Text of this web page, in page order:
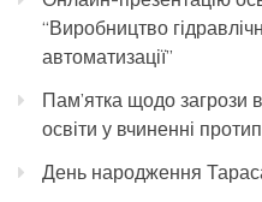
“Виробництво
автоматизації”
Пам’ятка щодо загрози
освіти у вчиненні
День народження